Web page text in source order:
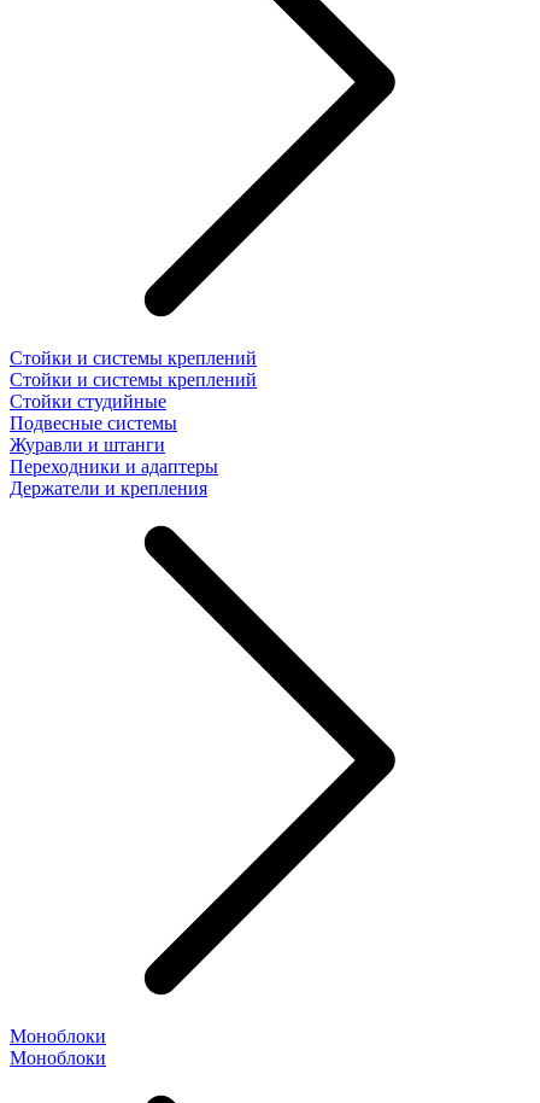
Стойки и системы креплений
Стойки и системы креплений
Стойки студийные
Подвесные системы
Журавли и штанги
Переходники и адаптеры
Держатели и крепления
Моноблоки
Моноблоки